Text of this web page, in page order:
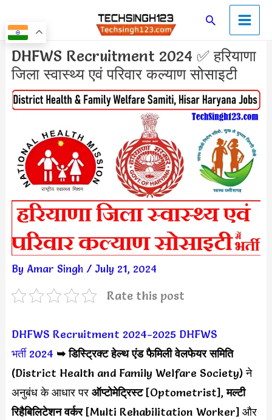
to
content
SearchMain
Menu
DHFWS Recruitment 2024 ✅ हरियाणा
जिला स्वास्थ्य एवं परिवार कल्याण सोसाइटी
By Amar Singh / July 21, 2024
Rate this post
DHFWS Recruitment 2024-2025 DHFWS
भर्ती 2024 ➥ डिस्ट्रिक्ट हेल्थ एंड फैमिली वेलफेयर समिति
(District Health and Family Welfare Society) ने
अनुबंध के आधार पर ऑप्टोमेट्रिस्ट[Optometrist],मल्टी
रिहैबिलिटेशन वर्कर[Multi Rehabilitation Worker] और
Post
navigation